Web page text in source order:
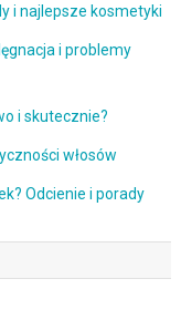
i najlepsze kosmetyki
i problemy
i skutecznie?
włosów
Odcienie i porady